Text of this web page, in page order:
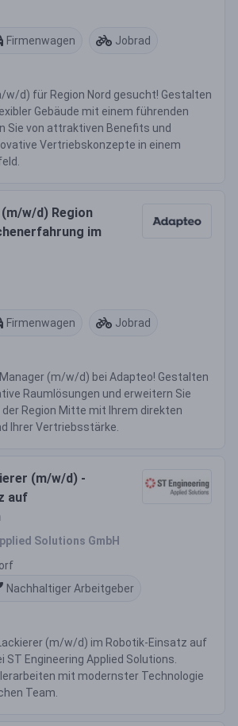
Firmenwagen Jobrad
w/d) für Region Nord gesucht! Gestalten
Gebäude mit einem führenden
Sie von attraktiven Benefits und
Vertriebskonzepte in einem
w/d) Region
im
Firmenwagen Jobrad
(m/w/d) bei Adapteo! Gestalten
Raumlösungen und erweitern Sie
Region Mitte mit Ihrem direkten
Ihrer Vertriebsstärke.
(m/w/d) -
auf
Solutions GmbH
Nachhaltiger Arbeitgeber
(m/w/d) im Robotik-Einsatz auf
ST Engineering Applied Solutions.
mit modernster Technologie
Team.